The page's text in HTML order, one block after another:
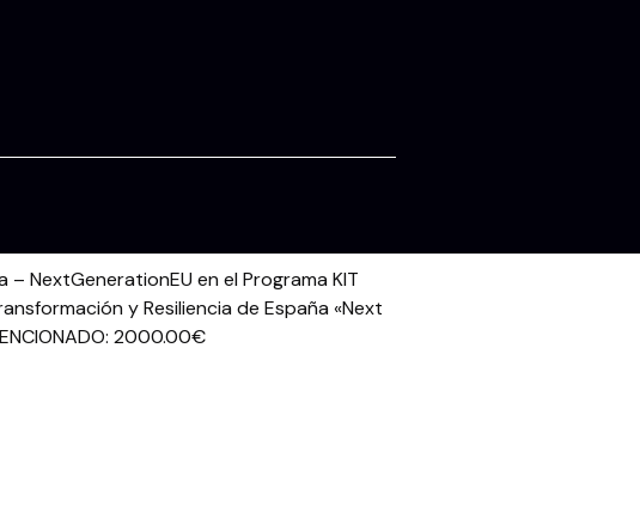
NextGenerationEU en el Programa KIT
y Resiliencia de España «Next
2000.00€